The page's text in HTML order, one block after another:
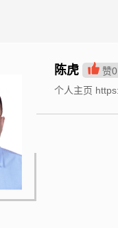
陈虎 赞0
个人主页